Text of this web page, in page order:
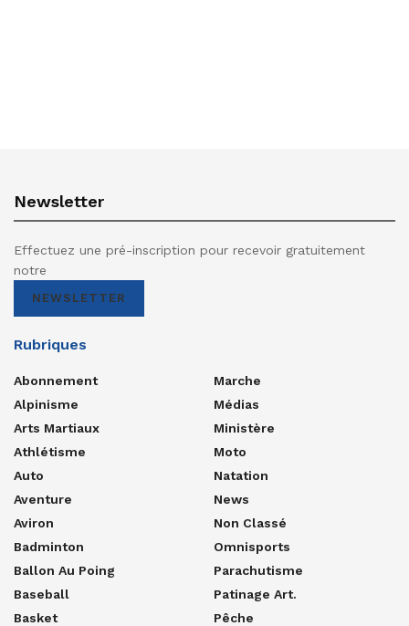
Newsletter
Effectuez une pré-inscription pour recevoir gratuitement
notre
NEWSLETTER
Rubriques
Abonnement
Alpinisme
Arts Martiaux
Athlétisme
Auto
Aventure
Aviron
Badminton
Ballon Au Poing
Baseball
Basket
Marche
Médias
Ministère
Moto
Natation
News
Non Classé
Omnisports
Parachutisme
Patinage Art.
Pêche